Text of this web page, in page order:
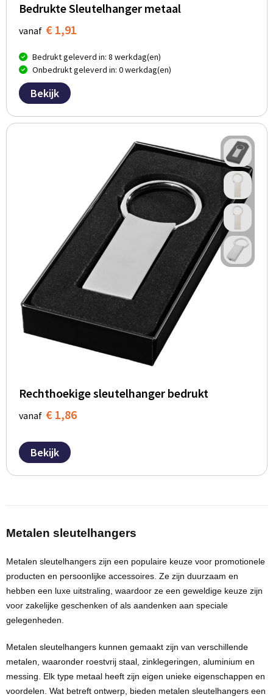
Bedrukte Sleutelhanger metaal
vanaf € 1,91
Bedrukt geleverd in: 8 werkdag(en)
Onbedrukt geleverd in: 0 werkdag(en)
Bekijk
Rechthoekige sleutelhanger bedrukt
vanaf € 1,86
Bekijk
Metalen sleutelhangers
Metalen sleutelhangers zijn een populaire keuze voor promotionele
producten en persoonlijke accessoires. Ze zijn duurzaam en
hebben een luxe uitstraling, waardoor ze een geweldige keuze zijn
voor zakelijke geschenken of als aandenken aan speciale
gelegenheden.
Metalen sleutelhangers kunnen gemaakt zijn van verschillende
metalen, waaronder roestvrij staal, zinklegeringen, aluminium en
messing. Elk type metaal heeft zijn eigen unieke eigenschappen en
voordelen. Wat betreft ontwerp, bieden metalen sleutelhangers een